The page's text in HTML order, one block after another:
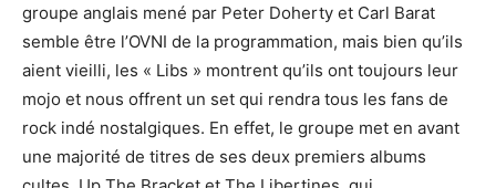
groupe anglais mené par Peter Doherty et Carl Barat
semble être l’OVNI de la programmation, mais bien qu’ils
aient vieilli, les « Libs » montrent qu’ils ont toujours leur
mojo et nous offrent un set qui rendra tous les fans de
rock indé nostalgiques. En effet, le groupe met en avant
une majorité de titres de ses deux premiers albums